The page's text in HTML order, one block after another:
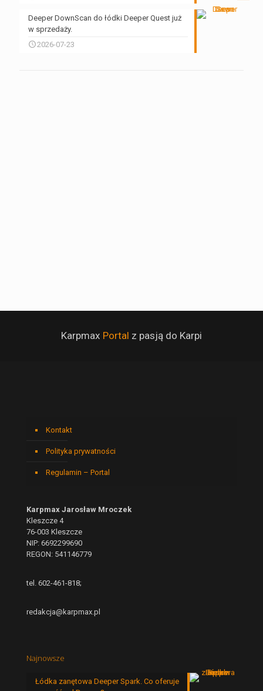
Deeper DownScan do łódki Deeper Quest już
w sprzedaży.
2026-07-23
Karpmax Portal z pasją do Karpi
Kontakt
Polityka prywatności
Regulamin – Portal
Karpmax Jarosław Mroczek
Kleszcze 4
76-003 Kleszcze
NIP: 6692299690
REGON: 541146779
tel. 602-461-818;
redakcja@karpmax.pl
Najnowsze
Łódka zanętowa Deeper Spark. Co oferuje